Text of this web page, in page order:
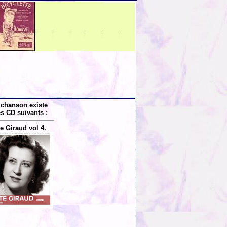
existe
CD suivants :
Giraud vol 4.